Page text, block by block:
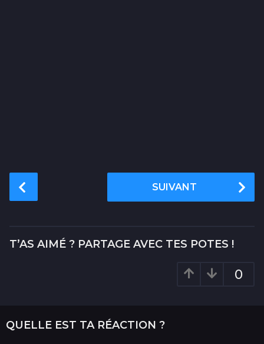
o
P
a
t
SUIVANT
T’AS AIMÉ ? PARTAGE AVEC TES POTES !
0
QUELLE EST TA RÉACTION ?